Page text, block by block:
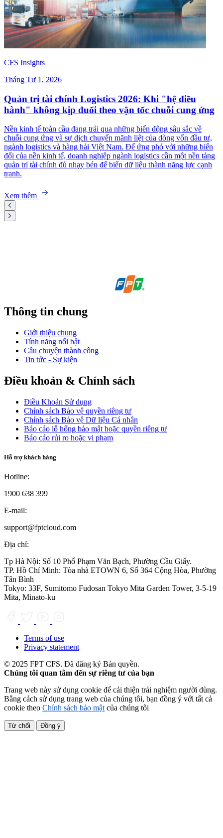
CFS Insights
Tháng Tư 1, 2026
Quản trị tài chính Logistics 2026: Khi "hệ điều
hành" không kịp đuổi theo vận tốc chuỗi cung ứng
Nền kinh tế toàn cầu đang trải qua những biến động sâu sắc về
chuỗi cung ứng và sự dịch chuyển mãnh liệt của dòng vốn đầu tư,
ngành logistics và hàng hải Việt Nam. Để ứng phó với những biến
đổi của nền kinh tế, doanh nghiệp ngành logistics cần một nền tảng
quản trị tài chính đủ nhạy bén để biến dữ liệu thành năng lực cạnh
tranh.
Xem thêm
Thông tin chung
Giới thiệu chung
Tính năng nổi bật
Câu chuyện thành công
Tin tức - Sự kiện
Điều khoản & Chính sách
Điều Khoản Sử dụng
Chính sách Bảo vệ quyền riêng tư
Chính sách Bảo vệ Dữ liệu Cá nhân
Báo cáo lỗ hổng bảo mật hoặc quyền riêng tư
Báo cáo rủi ro hoặc vi phạm
Hỗ trợ khách hàng
Hotline:
1900 638 399
E-mail:
support@fptcloud.com
Địa chỉ:
Tp Hà Nội: Số 10 Phố Phạm Văn Bạch, Phường Cầu Giấy.
TP. Hồ Chí Minh: Tòa nhà ETOWN 6, Số 364 Cộng Hòa, Phường
Tân Bình
Tokyo: 33F, Sumitomo Fudosan Tokyo Mita Garden Tower, 3-5-19
Mita, Minato-ku
Terms of use
Privacy statement
© 2025 FPT CFS. Đã đăng ký Bản quyền.
Chúng tôi quan tâm đến sự riêng tư của bạn
Trang web này sử dụng cookie để cải thiện trải nghiệm người dùng.
Bằng cách sử dụng trang web của chúng tôi, bạn đồng ý với tất cả
cookie theo Chính sách bảo mậtcủa chúng tôi
Từ chối Đồng ý